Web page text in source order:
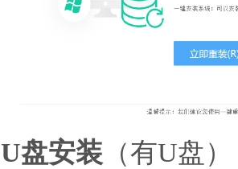
盘安装 （有U盘）